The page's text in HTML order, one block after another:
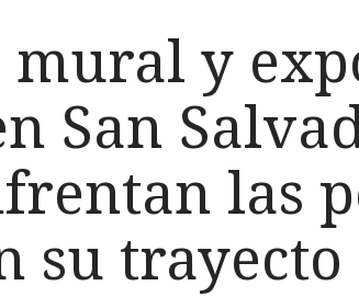
mural y
San
las
su trayecto